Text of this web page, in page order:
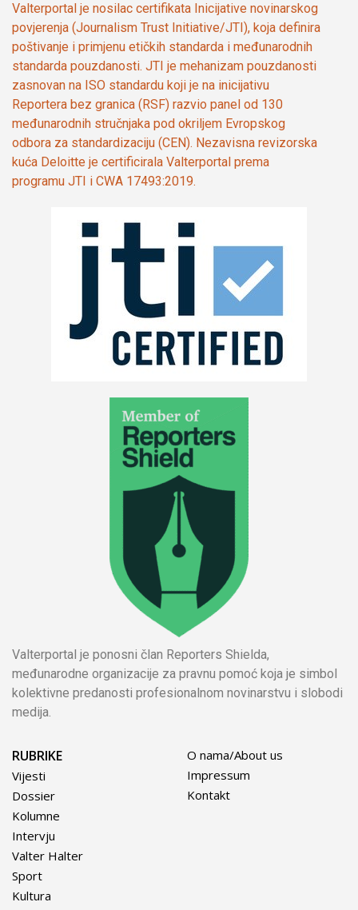
Valterportal je nosilac certifikata Inicijative novinarskog
povjerenja (Journalism Trust Initiative/JTI), koja definira
poštivanje i primjenu etičkih standarda i međunarodnih
standarda pouzdanosti. JTI je mehanizam pouzdanosti
zasnovan na ISO standardu koji je na inicijativu
Reportera bez granica (RSF) razvio panel od 130
međunarodnih stručnjaka pod okriljem Evropskog
odbora za standardizaciju (CEN). Nezavisna revizorska
kuća Deloitte je certificirala Valterportal prema
programu JTI i CWA 17493:2019.
Valterportal je ponosni član Reporters Shielda,
međunarodne organizacije za pravnu pomoć koja je simbol
kolektivne predanosti profesionalnom novinarstvu i slobodi
medija.
RUBRIKE
Vijesti
Dossier
Kolumne
Intervju
Valter Halter
Sport
Kultura
O nama/About us
Impressum
Kontakt